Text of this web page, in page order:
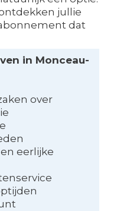
jullie
dat
in Monceau-
over
eerlijke